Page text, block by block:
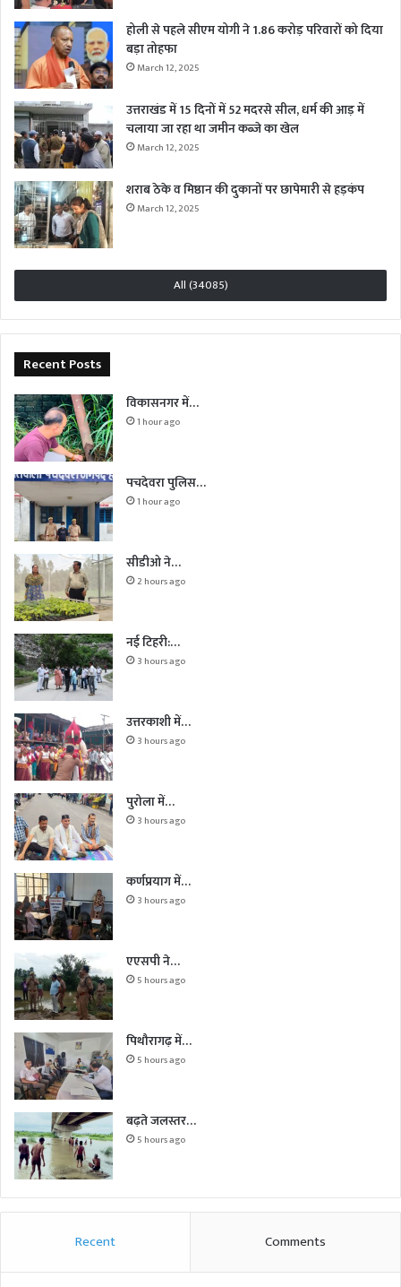
होली से पहले सीएम योगी ने 1.86 करोड़ परिवारों को दिया
बड़ा तोहफा
March 12, 2025
उत्तराखंड में 15 दिनों में 52 मदरसे सील, धर्म की आड़ में
चलाया जा रहा था जमीन कब्जे का खेल
March 12, 2025
शराब ठेके व मिष्ठान की दुकानों पर छापेमारी से हड़कंप
March 12, 2025
All (34085)
Recent Posts
विकासनगर में…
1 hour ago
पचदेवरा पुलिस…
1 hour ago
सीडीओ ने…
2 hours ago
नई टिहरी:…
3 hours ago
उत्तरकाशी में…
3 hours ago
पुरोला में…
3 hours ago
कर्णप्रयाग में…
3 hours ago
एएसपी ने…
5 hours ago
पिथौरागढ़ में…
5 hours ago
बढ़ते जलस्तर…
5 hours ago
Recent Comments